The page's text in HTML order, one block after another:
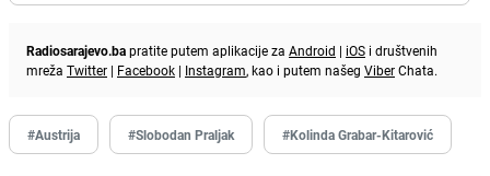
Radiosarajevo.bapratite putem aplikacije za Android | iOS i društvenih
mreža Twitter | Facebook | Instagram, kao i putem našeg ViberChata.
#Austrija #Slobodan Praljak #Kolinda Grabar-Kitarović